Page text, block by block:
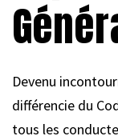
Devenu
différencie du
tous les